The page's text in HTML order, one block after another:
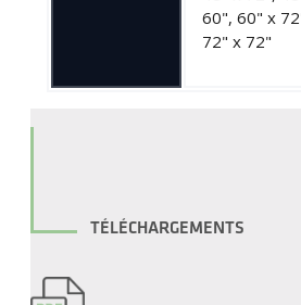
60", 60" x
72" x 72"
TÉLÉCHARGEMENTS